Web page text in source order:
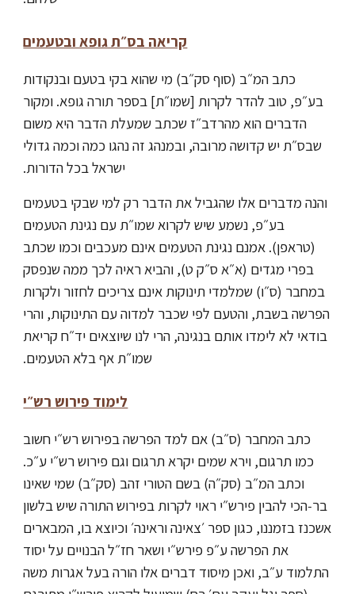
קריאה בס״ת גופא ובטעמים
כתב המ״ב (סוף סק״ב) מי שהוא בקי בטעם ובנקודות
בע״פ, טוב להדר לקרות [שמו״ת] בספר תורה גופא. ומקור
הדברים הוא מהרדב״ז שכתב שמעלת הדבר היא משום
שבס״ת יש קדושה מרובה, ובמנהג זה נהגו כמה וכמה גדולי
ישראל בכל הדורות.
והנה מדברים אלו שהגביל את הדבר רק למי שבקי בטעמים
בע״פ, נשמע שיש לקרוא שמו״ת עם נגינת הטעמים
(טראפן). אמנם נגינת הטעמים אינם מעכבים וכמו שכתב
בפרי מגדים (א״א ס״ק ט), והביא ראיה לכך ממה שנפסק
במחבר (ס״ו) שמלמדי תינוקות אינם צריכים לחזור ולקרות
הפרשה בשבת, והטעם לפי שכבר למדוה עם התינוקות, והרי
בודאי לא לימדו אותם בנגינה, הרי לנו שיוצאים יד״ח קריאת
שמו״ת אף בלא הטעמים.
לימוד פירוש רש״י
כתב המחבר (ס״ב) אם למד הפרשה בפירוש רש״י חשוב
כמו תרגום, וירא שמים יקרא תרגום וגם פירוש רש״י ע״כ.
וכתב המ״ב (סק״ה) בשם הטורי זהב (סק״ב) שמי שאינו
בר-הכי להבין פירש״י ראוי לקרות בפירוש התורה שיש בלשון
אשכנז בזמננו, כגון ספר ׳צאינה וראינה׳ וכיוצא בו, המבארים
את הפרשה ע״פ פירש״י ושאר חז״ל הבנויים על יסוד
התלמוד ע״ב, ואכן מיסוד דברים אלו הורה בעל אגרות משה